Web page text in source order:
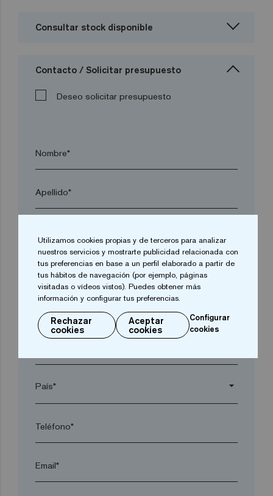
Consultar stock disponible
Contacto / Solicitar presupuesto
Deseo solicitar presupuesto
Nombre*
Apellido*
arrow_drop_down
Localidad*
arrow_drop_down
Teléfono*
Email*
Utilizamos cookies propias y de terceros para analizar
nuestros servicios y mostrarte publicidad relacionada con
tus preferencias en base a un perfil elaborado a partir de
tus hábitos de navegación (por ejemplo, páginas
visitadas o vídeos vistos). Puedes obtener más
información y configurar tus preferencias.
Rechazar
cookies
Aceptar
cookies
Configurar
cookies